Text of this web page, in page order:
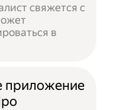
свяжется с
в
приложение